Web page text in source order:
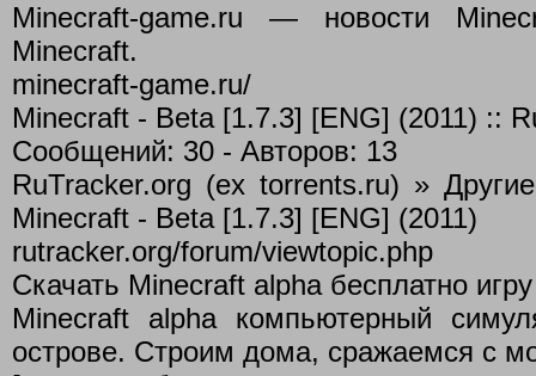
Minecraft-game.ru — новости
Minecraft.
minecraft-game.ru/
Minecraft - Beta [1.7.3] [ENG] (2011) ::
Сообщений: 30 - Авторов: 13
RuTracker.org (ex torrents.ru) »
Minecraft - Beta [1.7.3] [ENG] (2011)
rutracker.org/forum/viewtopic.php
Скачать Minecraft alpha бесплатно
Minecraft alpha компьютерный
острове. Строим дома, сражаемся с